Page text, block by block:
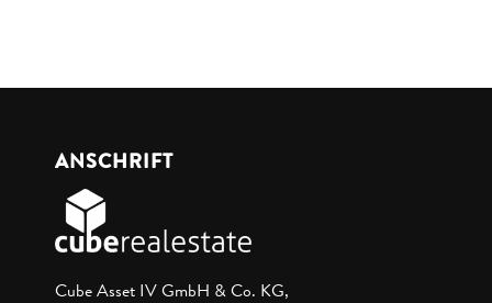
ANSCHRIFT
Cube Asset IV GmbH & Co. KG,